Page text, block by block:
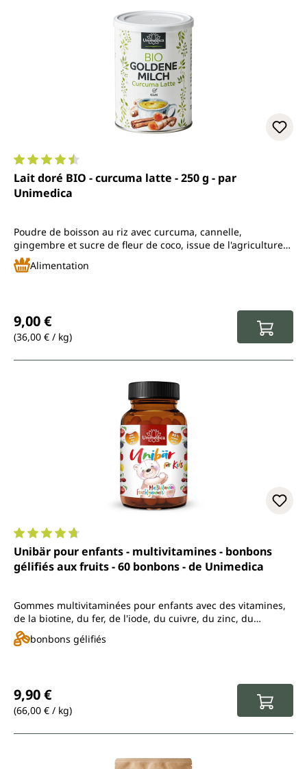
Note moyenne de 4.6 sur 5 étoiles
Lait doré BIO - curcuma latte - 250 g - par
Unimedica
Poudre de boisson au riz avec curcuma, cannelle,
gingembre et sucre de fleur de coco, issue de l'agriculture
biologique contrôlée
Alimentation
9,00 €
(36,00 € / kg)
Note moyenne de 4.7 sur 5 étoiles
Unibär pour enfants - multivitamines - bonbons
gélifiés aux fruits - 60 bonbons - de Unimedica
Gommes multivitaminées pour enfants avec des vitamines,
de la biotine, du fer, de l'iode, du cuivre, du zinc, du
manganèse, du chrome, du sélénium
bonbons gélifiés
9,90 €
(66,00 € / kg)